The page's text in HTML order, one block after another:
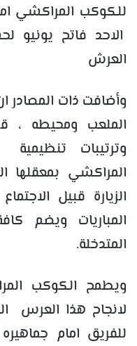
للكوكب المراكشي
الاحد فاتح
وأضافت ذات المصادر
الملعب ومحيطه
وترتيبات
المراكشي بمعقلها
الزيارة قبيل
المباريات ويضم
المتدخلة.
ويطمح الكوكب
لانجاح هذا العرس
للفريق امام